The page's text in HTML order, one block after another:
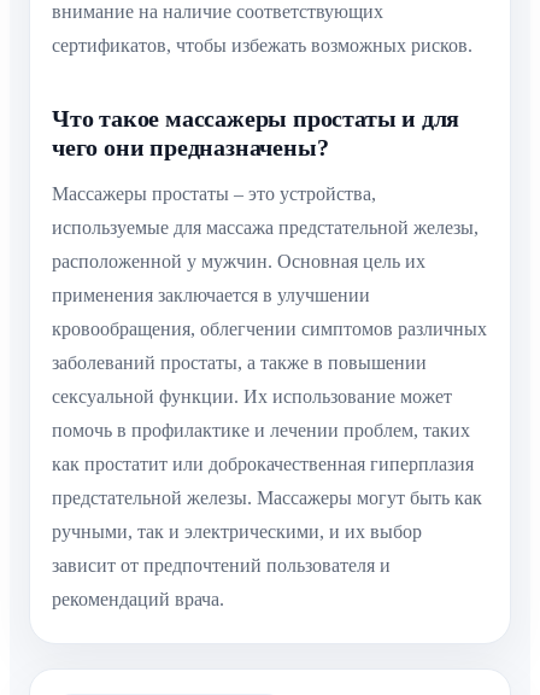
внимание на наличие соответствующих
сертификатов, чтобы избежать возможных рисков.
Что такое массажеры простаты и для
чего они предназначены?
Массажеры простаты – это устройства,
используемые для массажа предстательной железы,
расположенной у мужчин. Основная цель их
применения заключается в улучшении
кровообращения, облегчении симптомов различных
заболеваний простаты, а также в повышении
сексуальной функции. Их использование может
помочь в профилактике и лечении проблем, таких
как простатит или доброкачественная гиперплазия
предстательной железы. Массажеры могут быть как
ручными, так и электрическими, и их выбор
зависит от предпочтений пользователя и
рекомендаций врача.